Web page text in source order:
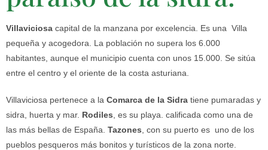
Villaviciosa capital de la manzana por excelencia. Es una Villa
pequeña y acogedora. La población no supera los 6.000
habitantes, aunque el municipio cuenta con unos 15.000. Se sitúa
entre el centro y el oriente de la costa asturiana.
Villaviciosa pertenece a la Comarca de la Sidra tiene pumaradas y
sidra, huerta y mar. Rodiles , es su playa. calificada como una de
las más bellas de España. Tazones , con su puerto es uno de los
pueblos pesqueros más bonitos y turísticos de la zona norte.